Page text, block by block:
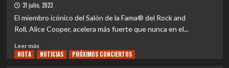
Laser
se
por
primera
vez
31 julio, 2023
El miembro icónico del Salón de la Fama® del Rock and
Roll, Alice Cooper, acelera más fuerte que nunca en el...
Leer másLeer
más
NOTA NOTICIAS PRÓXIMOS CONCIERTOS